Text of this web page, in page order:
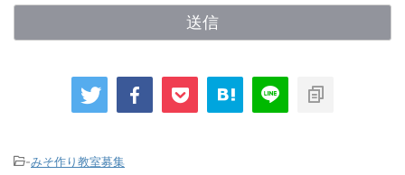
-みそ作り教室募集